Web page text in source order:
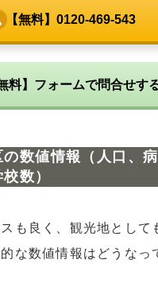
【無料】0120-469-543
無料】フォームで問合せす
数値情報（人口、
数）
も良く、観光地として
な数値情報はどうなっ